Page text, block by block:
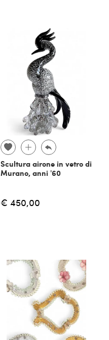
Scultura airone in vetro di
Murano, anni '60
€ 450,00